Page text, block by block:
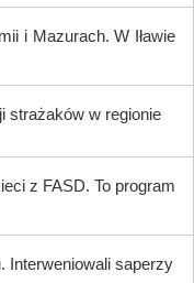
i Mazurach. W Iławie
strażaków w regionie
z FASD. To program
Interweniowali saperzy